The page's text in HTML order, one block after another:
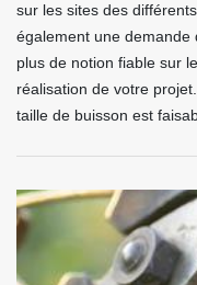
sur les sites des
également une demande
plus de notion fiable sur
réalisation de votre
taille de buisson est